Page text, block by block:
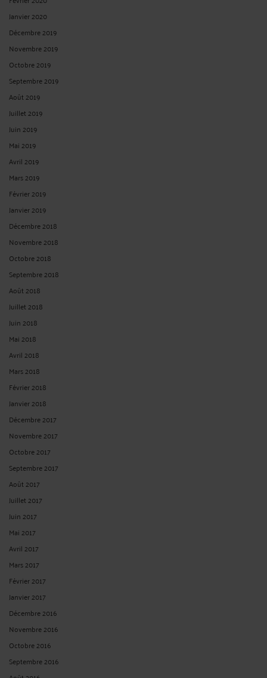
Janvier 2020
Décembre 2019
Novembre 2019
Octobre 2019
Septembre 2019
Août 2019
Juillet 2019
Juin 2019
Mai 2019
Avril 2019
Mars 2019
Février 2019
Janvier 2019
Décembre 2018
Novembre 2018
Octobre 2018
Septembre 2018
Août 2018
Juillet 2018
Juin 2018
Mai 2018
Avril 2018
Mars 2018
Février 2018
Janvier 2018
Décembre 2017
Novembre 2017
Octobre 2017
Septembre 2017
Août 2017
Juillet 2017
Juin 2017
Mai 2017
Avril 2017
Mars 2017
Février 2017
Janvier 2017
Décembre 2016
Novembre 2016
Octobre 2016
Septembre 2016